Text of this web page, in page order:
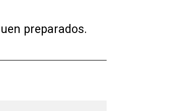
preparados.